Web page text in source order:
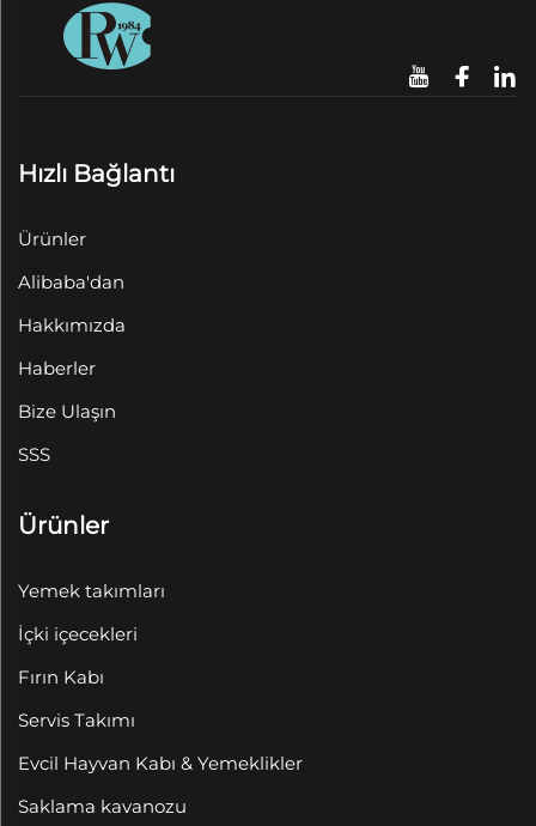
Hızlı Bağlantı
Ürünler
Alibaba'dan
Hakkımızda
Haberler
Bize Ulaşın
SSS
Ürünler
Yemek takımları
İçki içecekleri
Fırın Kabı
Servis Takımı
Evcil Hayvan Kabı & Yemeklikler
Saklama kavanozu